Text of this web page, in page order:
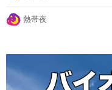
熱帯夜